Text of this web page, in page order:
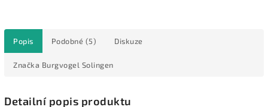
Popis Podobné (5) Diskuze
Značka Burgvogel Solingen
Detailní popis produktu